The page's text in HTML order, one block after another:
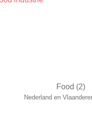
Food (2)
Nederland en